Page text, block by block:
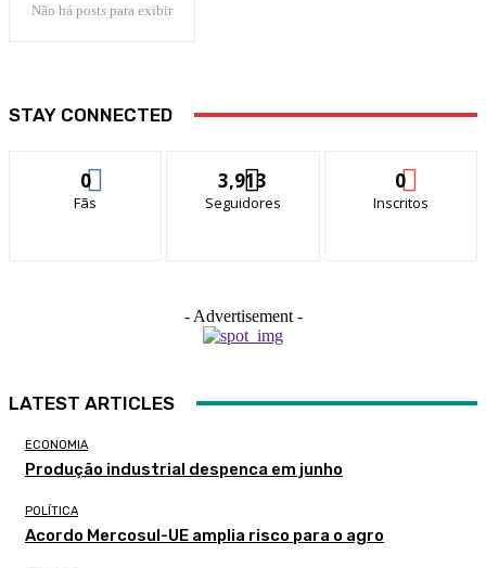
Não há posts para exibir
STAY CONNECTED
0
Fãs
3,913
Seguidores
0
Inscritos
- Advertisement -
LATEST ARTICLES
ECONOMIA
Produção industrial despenca em junho
POLÍTICA
Acordo Mercosul-UE amplia risco para o agro